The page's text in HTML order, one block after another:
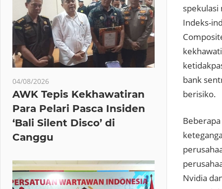
spekulasi
Indeks-
bank
berisiko.
Nvidia
04/08/2026
AWK Tepis Kekhawatiran
Para Pelari Pasca Insiden
‘Bali Silent Disco’ di
Canggu